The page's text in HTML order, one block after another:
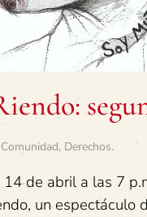
Comunidad, Derechos.
de abril a las 7
un